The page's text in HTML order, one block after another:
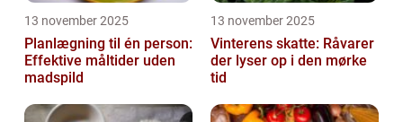
13 november 2025
Planlægning til én person:
Effektive måltider uden
madspild
13 november 2025
Vinterens skatte: Råvarer
der lyser op i den mørke
tid